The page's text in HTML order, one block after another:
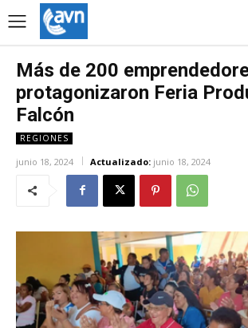
Más de 200
protagonizaron Feria
Falcón
REGIONES
junio 18, 2024 Actualizado: junio 18, 2024